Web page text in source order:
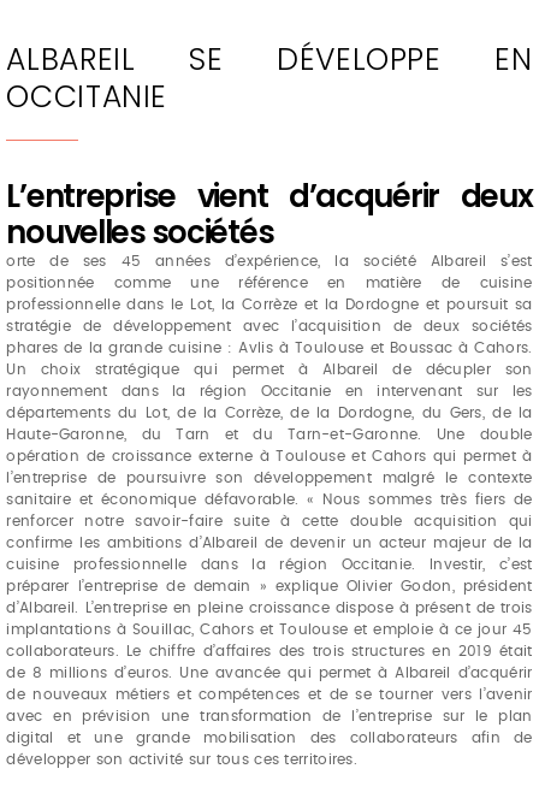
ALBAREIL SE DÉVELOPPE EN
OCCITANIE
L’entreprise vient d’acquérir deux
nouvelles sociétés
orte de ses 45 années d’expérience, la société Albareil s’est
positionnée comme une référence en matière de cuisine
professionnelle dans le Lot, la Corrèze et la Dordogne et poursuit sa
stratégie de développement avec l’acquisition de deux sociétés
phares de la grande cuisine : Avlis à Toulouse et Boussac à Cahors.
Un choix stratégique qui permet à Albareil de décupler son
rayonnement dans la région Occitanie en intervenant sur les
départements du Lot, de la Corrèze, de la Dordogne, du Gers, de la
Haute-Garonne, du Tarn et du Tarn-et-Garonne. Une double
opération de croissance externe à Toulouse et Cahors qui permet à
l’entreprise de poursuivre son développement malgré le contexte
sanitaire et économique défavorable. « Nous sommes très fiers de
renforcer notre savoir-faire suite à cette double acquisition qui
confirme les ambitions d’Albareil de devenir un acteur majeur de la
cuisine professionnelle dans la région Occitanie. Investir, c’est
préparer l’entreprise de demain » explique Olivier Godon, président
d’Albareil. L’entreprise en pleine croissance dispose à présent de trois
implantations à Souillac, Cahors et Toulouse et emploie à ce jour 45
collaborateurs. Le chiffre d’affaires des trois structures en 2019 était
de 8 millions d’euros. Une avancée qui permet à Albareil d’acquérir
de nouveaux métiers et compétences et de se tourner vers l’avenir
avec en prévision une transformation de l’entreprise sur le plan
digital et une grande mobilisation des collaborateurs afin de
développer son activité sur tous ces territoires.